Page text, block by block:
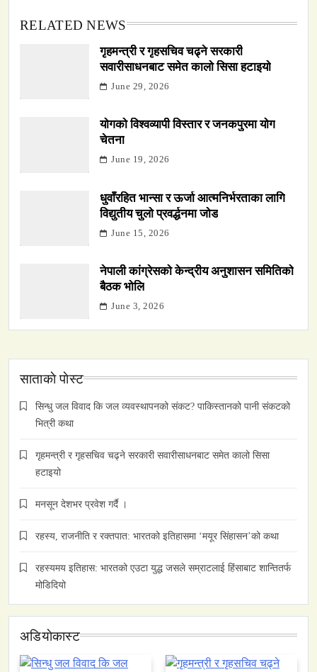
RELATED NEWS
गृहमन्त्री र गृहसचिव चढ्ने सरकारी
सवारीसाधनबाट समेत कालो सिसा हटाइयो
June 29, 2026
योगको विश्वव्यापी विस्तार र जनकपुरमा योग
चेतना
June 19, 2026
धुवाँरहित भान्सा र ऊर्जा आत्मनिर्भरताका लागि
विद्युतीय चुलो प्रवर्द्धनमा जोड
June 15, 2026
नेपाली कांग्रेसको केन्द्रीय अनुशासन समितिको
बैठक भोलि
June 3, 2026
साताकाे पाेस्ट
सिन्धु जल विवाद कि जल व्यवस्थापनको संकट? पाकिस्तानको पानी संकटको
भित्री कथा
गृहमन्त्री र गृहसचिव चढ्ने सरकारी सवारीसाधनबाट समेत कालो सिसा
हटाइयो
मनसून देशभर प्रवेश गर्दै ।
रहस्य, राजनीति र रक्तपात: भारतको इतिहासमा ‘मयूर सिंहासन’को कथा
रहस्यमय इतिहास: भारतको एउटा युद्ध जसले सम्राटलाई हिंसाबाट शान्तितर्फ
मोडिदियो
अडियाेकास्ट